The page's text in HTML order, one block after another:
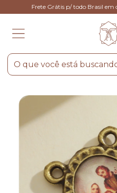
Frete Grátis p/ todo Brasil